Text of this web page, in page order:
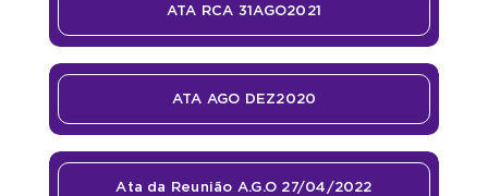
ATA RCA 31AGO2021
ATA AGO DEZ2020
Ata da Reunião A.G.O 27/04/2022